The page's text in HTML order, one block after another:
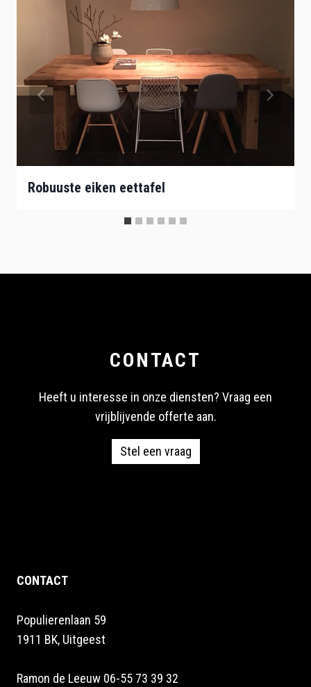
Robuuste eiken eettafel
CONTACT
Heeft u interesse in onze diensten? Vraag een
vrijblijvende offerte aan.
Stel een vraag
CONTACT
Populierenlaan 59
1911 BK, Uitgeest
Ramon de Leeuw 06-55 73 39 32